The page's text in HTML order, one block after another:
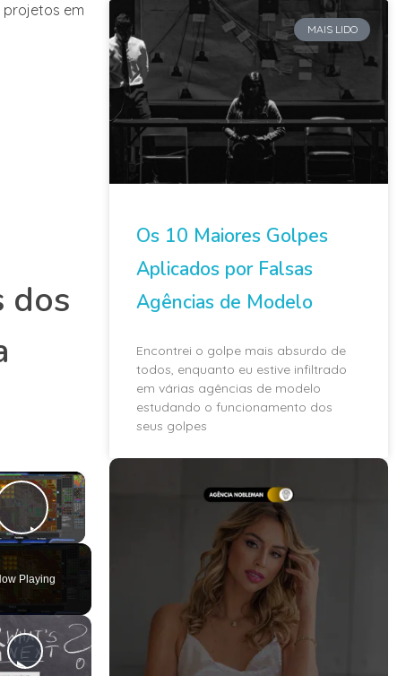
em
dos
×
Play Video
Playing
MAIS LIDO
Os 10 Maiores Golpes
Aplicados por Falsas
Agências de Modelo
Encontrei o golpe mais absurdo de
todos, enquanto eu estive infiltrado
em várias agências de modelo
estudando o funcionamento dos
seus golpes